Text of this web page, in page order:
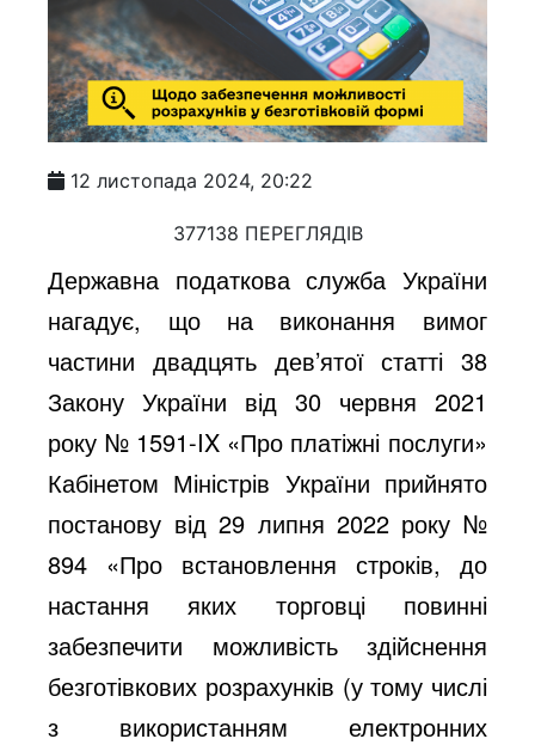
12 листопада 2024, 20:22
377138 ПЕРЕГЛЯДІВ
Державна податкова служба України
нагадує, що на виконання вимог
частини двадцять дев’ятої статті 38
Закону України від 30 червня 2021
року № 1591-IX «Про платіжні послуги»
Кабінетом Міністрів України прийнято
постанову від 29 липня 2022 року №
894 «Про встановлення строків, до
настання яких торговці повинні
забезпечити можливість здійснення
безготівкових розрахунків (у тому числі
з використанням електронних